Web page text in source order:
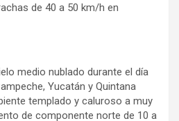
de 40 a 50 km/h en
medio nublado durante el día
Yucatán y Quintana
templado y caluroso a muy
de componente norte de 10 a